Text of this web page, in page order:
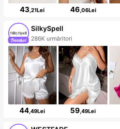
43,21Lei 46,06Lei
SilkySpell
286K urmăritori
44,49Lei 59,49Lei